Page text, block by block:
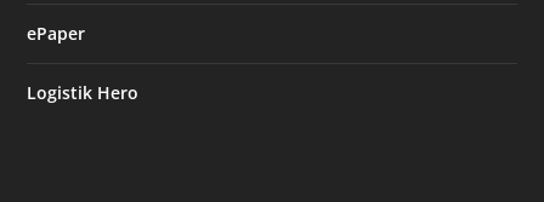
ePaper
Logistik Hero